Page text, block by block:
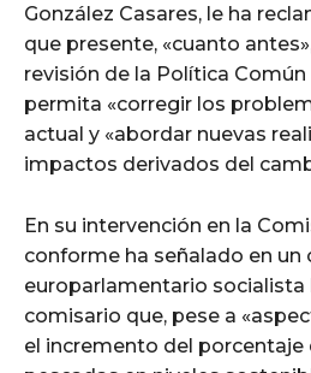
González Casares, le ha
que presente, «cuanto
revisión de la Política
permita «corregir los
actual y «abordar nuevas
impactos derivados del
En su intervención en la
conforme ha señalado en un
europarlamentario socialista
comisario que, pese a
el incremento del porcentaje